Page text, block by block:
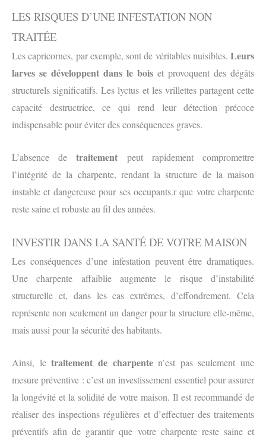
LES RISQUES D’UNE INFESTATION NON
TRAITÉE
Les capricornes, par exemple, sont de véritables nuisibles. Leurs
larves se développent dans le bois et provoquent des dégâts
structurels significatifs. Les lyctus et les vrillettes partagent cette
capacité destructrice, ce qui rend leur détection précoce
indispensable pour éviter des conséquences graves.
L’absence detraitement peut rapidement compromettre
l’intégrité de la charpente, rendant la structure de la maison
instable et dangereuse pour ses occupants.r que votre charpente
reste saine et robuste au fil des années.
INVESTIR DANS LA SANTÉ DE VOTRE MAISON
Les conséquences d’une infestation peuvent être dramatiques.
Une charpente affaiblie augmente le risque d’instabilité
structurelle et, dans les cas extrêmes, d’effondrement. Cela
représente non seulement un danger pour la structure elle-même,
mais aussi pour la sécurité des habitants.
Ainsi, letraitement de charpenten’est pas seulement une
mesure préventive : c’est un investissement essentiel pour assurer
la longévité et la solidité de votre maison. Il est recommandé de
réaliser des inspections régulières et d’effectuer des traitements
préventifs afin de garantir que votre charpente reste saine et